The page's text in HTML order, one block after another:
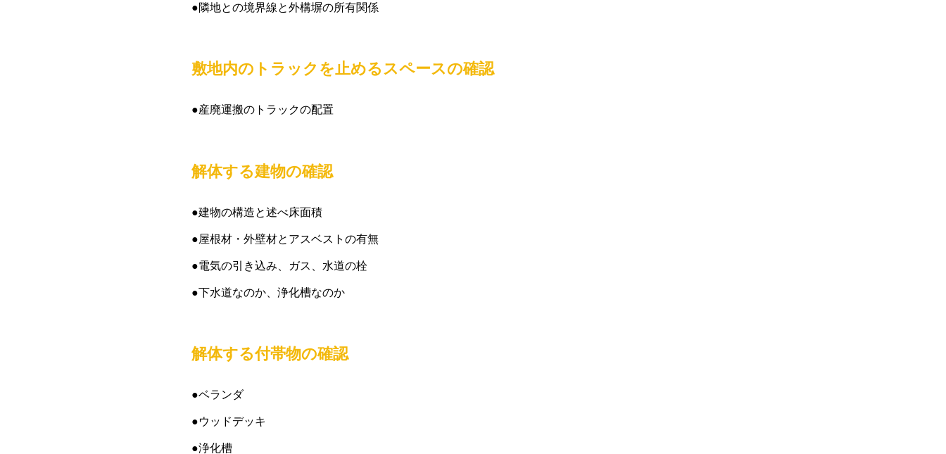
●隣地との境界線と外構塀の所有関係
敷地内のトラックを止めるスペースの確認
●産廃運搬のトラックの配置
解体する建物の確認
●建物の構造と述べ床面積
●屋根材・外壁材とアスベストの有無
●電気の引き込み、ガス、水道の栓
●下水道なのか、浄化槽なのか
解体する付帯物の確認
●ベランダ
●ウッドデッキ
●浄化槽